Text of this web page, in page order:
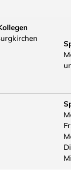
Fr.